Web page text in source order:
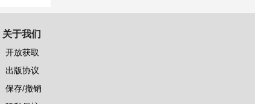
关于我们
开放获取
出版协议
保存/撤销